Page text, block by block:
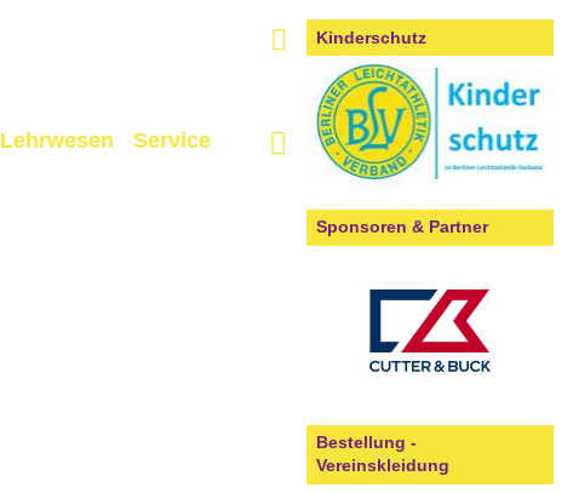
Lehrwesen Service
Kinderschutz
Sponsoren & Partner
Bestellung -
Vereinskleidung